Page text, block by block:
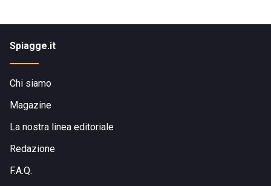
Spiagge.it
Chi siamo
Magazine
La nostra linea editoriale
Redazione
F.A.Q.